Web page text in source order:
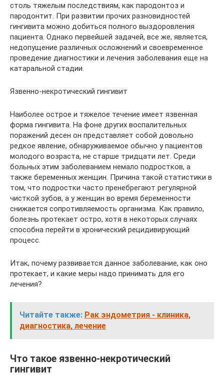
столь тяжелым последствиям, как пародонтоз и
пародонтит. При развитии прочих разновидностей
гингивита можно добиться полного выздоровления
пациента. Однако первейшей задачей, все же, является,
недопущение различных осложнений и своевременное
проведение диагностики и лечения заболевания еще на
катаральной стадии.
Язвенно-некротический гингивит
Наиболее острое и тяжелое течение имеет язвенная
форма гингивита. На фоне других воспалительных
поражений десен он представляет собой довольно
редкое явление, обнаруживаемое обычно у пациентов
молодого возраста, не старше тридцати лет. Среди
больных этим заболеванием немало подростков, а
также беременных женщин. Причина такой статистики в
том, что подростки часто пренебрегают регулярной
чисткой зубов, а у женщин во время беременности
снижается сопротивляемость организма. Как правило,
болезнь протекает остро, хотя в некоторых случаях
способна перейти в хронический рецидивирующий
процесс.
Итак, почему развивается данное заболевание, как оно
протекает, и какие меры надо принимать для его
лечения?
Читайте также: Рак эндометрия - клиника,
диагностика, лечение
Что такое язвенно-некротический
гингивит